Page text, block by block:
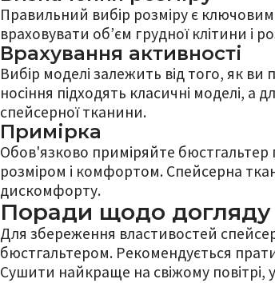
Правильний вибір розміру є
враховувати об’єм грудної клітини і
Врахування активності
Вибір моделі залежить від того, як
носіння підходять класичні моделі, а
спейсерної тканини.
Примірка
Обов'язково приміряйте
розміром і комфортом. Спейсерна
дискомфорту.
Поради щодо догляду
Для збереження властивостей
бюстгальтером. Рекомендується
Сушити найкраще на свіжому